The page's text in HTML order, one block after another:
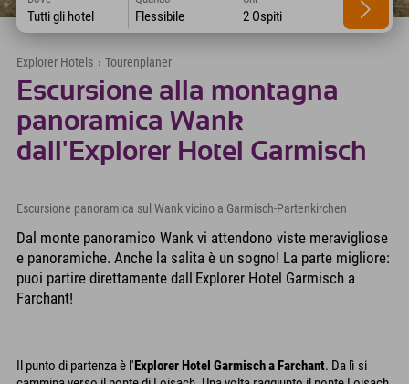
Tutti gli hotel Flessibile 2 Ospiti
Explorer Hotels › Tourenplaner
Escursione alla montagna
panoramica Wank
dall'Explorer Hotel Garmisch
Escursione panoramica sul Wank vicino a Garmisch-Partenkirchen
Dal monte panoramico Wank vi attendono viste meravigliose
e panoramiche. Anche la salita è un sogno! La parte migliore:
puoi partire direttamente dall'Explorer Hotel Garmisch a
Farchant!
Il punto di partenza è l'Explorer Hotel Garmisch a Farchant. Da lì si